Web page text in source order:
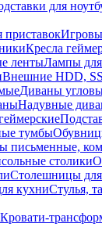
для
Кресла
лентыЛампы
Внешние HDD,
Диваны
Надувные
тумбы
письменные,
столики
Столешницы
кухниСтулья,
Кровати-